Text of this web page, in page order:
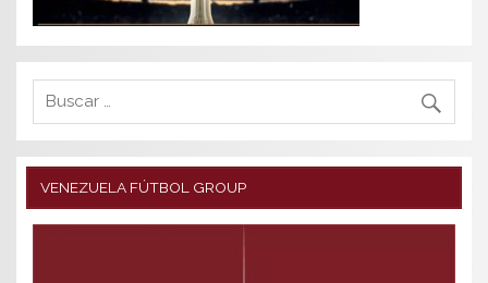
VENEZUELA FÚTBOL GROUP